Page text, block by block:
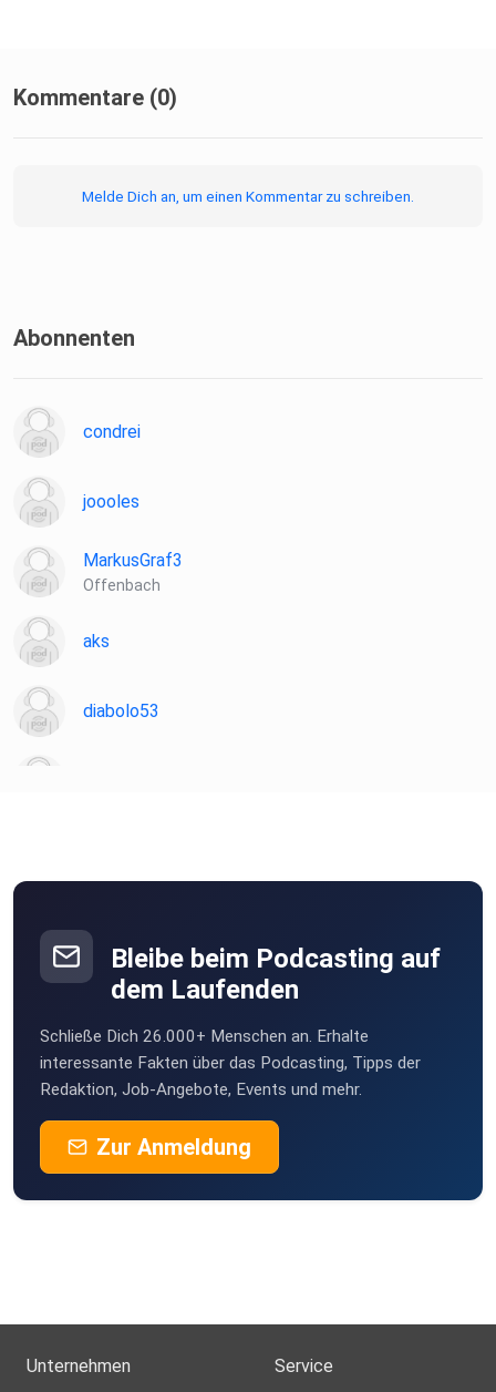
Kommentare (0)
Melde Dich an, um einen Kommentar zu schreiben.
Abonnenten
condrei
joooles
MarkusGraf3
Offenbach
aks
diabolo53
Obernburg am Main
klamakev
ntdeckr
Bleibe beim Podcasting auf
dem Laufenden
Schließe Dich 26.000+ Menschen an. Erhalte
interessante Fakten über das Podcasting, Tipps der
Redaktion, Job-Angebote, Events und mehr.
Zur Anmeldung
Unternehmen Service